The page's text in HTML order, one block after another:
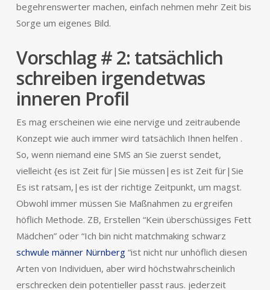
begehrenswerter machen, einfach nehmen mehr Zeit bis
Sorge um eigenes Bild.
Vorschlag # 2: tatsächlich
schreiben irgendetwas
inneren Profil
Es mag erscheinen wie eine nervige und zeitraubende
Konzept wie auch immer wird tatsächlich Ihnen helfen .
So, wenn niemand eine SMS an Sie zuerst sendet,
vielleicht {es ist Zeit für|Sie müssen|es ist Zeit für|Sie
Es ist ratsam,|es ist der richtige Zeitpunkt, um magst.
Obwohl immer müssen Sie Maßnahmen zu ergreifen
höflich Methode. ZB, Erstellen “Kein überschüssiges Fett
Mädchen” oder “Ich bin nicht matchmaking schwarz
schwule männer Nürnberg“ist nicht nur unhöflich diesen
Arten von Individuen, aber wird höchstwahrscheinlich
erschrecken dein potentieller passt raus. jederzeit